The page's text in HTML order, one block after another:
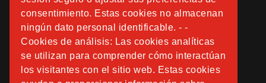
consentimiento. Estas cookies no almacenan
ningún dato personal identificable. - -
Cookies de análisis: Las cookies analíticas
se utilizan para comprender cómo interactúan
los visitantes con el sitio web. Estas cookies